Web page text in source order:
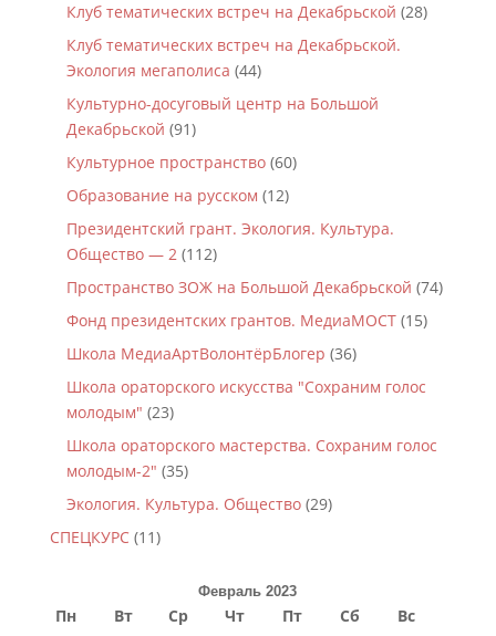
Клуб тематических встреч на Декабрьской (28)
Клуб тематических встреч на Декабрьской.
Экология мегаполиса (44)
Культурно-досуговый центр на Большой
Декабрьской (91)
Культурное пространство(60)
Образование на русском (12)
Президентский грант. Экология. Культура.
Общество — 2(112)
Пространство ЗОЖ на Большой Декабрьской (74)
Фонд президентских грантов. МедиаМОСТ(15)
Школа МедиаАртВолонтёрБлогер (36)
Школа ораторского искусства "Сохраним голос
молодым" (23)
Школа ораторского мастерства. Сохраним голос
молодым-2" (35)
Экология. Культура. Общество(29)
СПЕЦКУРС(11)
Февраль 2023
Пн Вт Ср Чт Пт Сб
Вс